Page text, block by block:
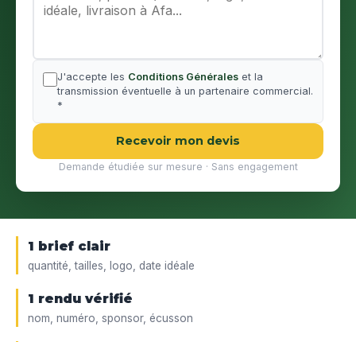
J'accepte les Conditions Générales et la
transmission éventuelle à un partenaire commercial.
*
Recevoir mon devis
Demande étudiée sur mesure · Sans engagement
1 brief clair
quantité, tailles, logo, date idéale
1 rendu vérifié
nom, numéro, sponsor, écusson